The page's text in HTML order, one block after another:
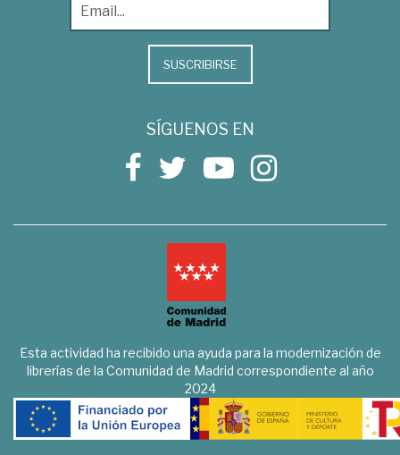
SUSCRIBIRSE
SÍGUENOS EN
Esta actividad ha recibido una ayuda para la modernización de
librerías de la Comunidad de Madrid correspondiente al año
2024